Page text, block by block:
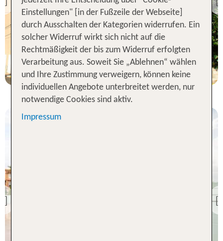
Previous
88 % Weiterempfehlung
7 Nächte, ÜF, DZ
p.P. ab 543 €
Previous
Einstellungen" [in der Fußzeile der Webseite]
durch Ausschalten der Kategorien widerrufen. Ein
solcher Widerruf wirkt sich nicht auf die
Rechtmäßigkeit der bis zum Widerruf erfolgten
Verarbeitung aus. Soweit Sie „Ablehnen“ wählen
und Ihre Zustimmung verweigern, können keine
individuellen Angebote unterbreitet werden, nur
notwendige Cookies sind aktiv.
Impressum